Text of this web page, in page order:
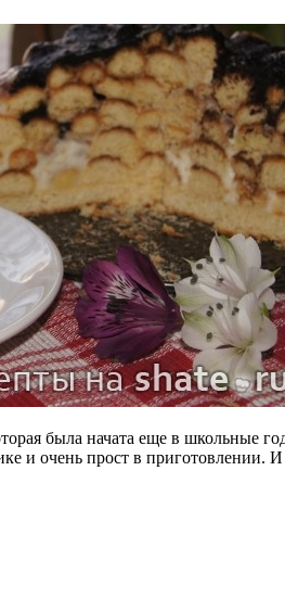
была начата еще в школьные
и очень прост в